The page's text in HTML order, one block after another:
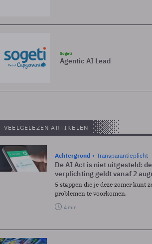
Sogeti
Agentic AI Lead
VEELGELEZEN ARTIKELEN
Achtergrond Transparantieplicht
De AI Act is niet uitgesteld:
verplichting geldt vanaf 2
5 stappen die je deze zomer kunt
problemen te voorkomen.
4 min